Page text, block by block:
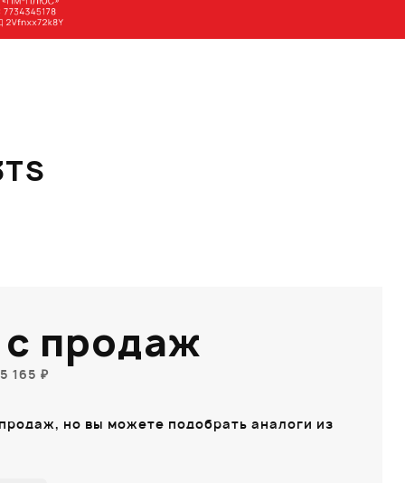
продаж
165 ₽
но вы можете подобрать аналоги из